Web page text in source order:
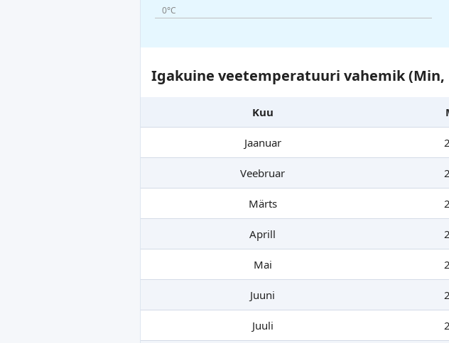
0°C
Igakuine veetemperatuuri vahemik (Min,
Kuu
Jaanuar
Veebruar
Märts
Aprill
Mai
Juuni
Juuli